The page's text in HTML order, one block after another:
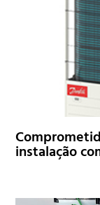
instalação